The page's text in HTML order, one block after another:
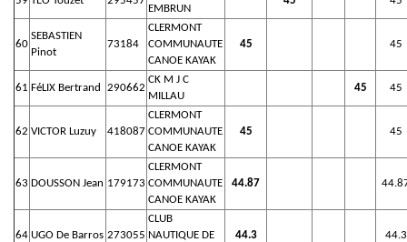
EMBRUN
60
SEBASTIEN
Pinot
73184
CLERMONT
COMMUNAUTE
CANOE KAYAK
45 45
61 FéLIX Bertrand 290662
CK M J C
MILLAU
45 45
62 VICTOR Luzuy 418087
CLERMONT
COMMUNAUTE
CANOE KAYAK
45 45
63 DOUSSON Jean 179173
CLERMONT
COMMUNAUTE
CANOE KAYAK
44.87
64 UGO De Barros 273055
CLUB
NAUTIQUE DE
44.3 44.3